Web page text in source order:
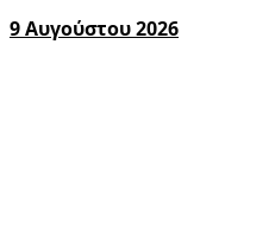
9 Αυγούστου 2026